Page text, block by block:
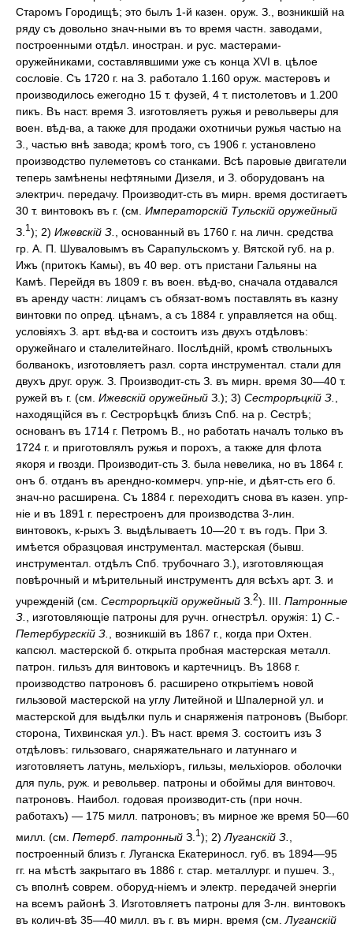
Старомъ Городищѣ; это былъ 1-й казен. оруж. З., возникшій на
ряду съ довольно знач-ными въ то время частн. заводами,
построенными отдѣл. иностран. и рус. мастерами-
оружейниками, составлявшими уже съ конца XVI в. цѣлое
сословіе. Съ 1720 г. на З. работало 1.160 оруж. мастеровъ и
производилось ежегодно 15 т. фузей, 4 т. пистолетовъ и 1.200
пикъ. Въ наст. время З. изготовляетъ ружья и револьверы для
воен. вѣд-ва, а также для продажи охотничьи ружья частью на
З., частью внѣ завода; кромѣ того, съ 1906 г. установлено
производство пулеметовъ со станками. Всѣ паровые двигатели
теперь замѣнены нефтяными Дизеля, и З. оборудованъ на
электрич. передачу. Производит-сть въ мирн. время достигаетъ
30 т. винтовокъ въ г. (см. Императорскій Тульскій оружейный
З. 1 ); 2) Ижевскій З.
, основанный въ 1760 г. на личн. средства
гр. А. П. Шуваловымъ въ Сарапульскомъ у. Вятской губ. на р.
Ижъ (притокъ Камы), въ 40 вер. отъ пристани Гальяны на
Камѣ. Перейдя въ 1809 г. въ воен. вѣд-во, сначала отдавался
въ аренду частн: лицамъ съ обязат-вомъ поставлять въ казну
винтовки по опред. цѣнамъ, а съ 1884 г. управляется на общ.
условіяхъ З. арт. вѣд-ва и состоитъ изъ двухъ отдѣловъ:
оружейнаго и сталелитейнаго. ІІослѣдній, кромѣ ствольныхъ
болванокъ, изготовляетъ разл. сорта инструментал. стали для
двухъ друг. оруж. З. Производит-сть З. въ мирн. время 30—40 т.
ружей въ г. (см. Ижевскій оружейный З.); 3) Сестрорѣцкій З.
находящійся въ г. Сестрорѣцкѣ близъ Спб. на р. Сестрѣ;
основанъ въ 1714 г. Петромъ В., но работать началъ только въ
1724 г. и приготовлялъ ружья и порохъ, а также для флота
якоря и гвозди. Производит-сть З. была невелика, но въ 1864 г.
онъ б. отданъ въ арендно-коммерч. упр-ніе, и дѣят-сть его б.
знач-но расширена. Съ 1884 г. переходитъ снова въ казен. упр-
ніе и въ 1891 г. перестроенъ для производства 3-лин.
винтовокъ, к-рыхъ З. выдѣлываетъ 10—20 т. въ годъ. При З.
имѣется образцовая инструментал. мастерская (бывш.
инструментал. отдѣлъ Спб. трубочнаго З.), изготовляющая
повѣрочный и мѣрительный инструментъ для всѣхъ арт. З. и
учрежденій (см. Сестрорѣцкій оружейный З. 2). III. Патронные
З., изготовляющіе патроны для ручн. огнестрѣл. оружія: 1) С.-
Петербургскій З., возникшій въ 1867 г., когда при Охтен.
капсюл. мастерской б. открыта пробная мастерская металл.
патрон. гильзъ для винтовокъ и картечницъ. Въ 1868 г.
производство патроновъ б. расширено открытіемъ новой
гильзовой мастерской на углу Литейной и Шпалерной ул. и
мастерской для выдѣлки пуль и снаряженія патроновъ (Выборг.
сторона, Тихвинская ул.). Въ наст. время З. состоитъ изъ 3
отдѣловъ: гильзоваго, снаряжательнаго и латуннаго и
изготовляетъ латунь, мельхіоръ, гильзы, мельхіоров. оболочки
для пуль, руж. и револьвер. патроны и обоймы для винтовоч.
патроновъ. Наибол. годовая производит-сть (при ночн.
работахъ) — 175 милл. патроновъ; въ мирное же время 50—60
милл. (см. Петерб. патронный З. 1 ); 2) Луганскій З.
построенный близъ г. Луганска Екатериносл. губ. въ 1894—95
гг. на мѣстѣ закрытаго въ 1886 г. стар. металлург. и пушеч. З.,
съ вполнѣ соврем. оборуд-ніемъ и электр. передачей энергіи
на всемъ районѣ З. Изготовляетъ патроны для 3-лн. винтовокъ
въ колич-вѣ 35—40 милл. въ г. въ мирн. время (см. Луганскій